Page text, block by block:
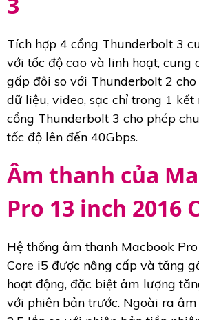
Tích hợp 4 cổng Thunderbolt 3
với tốc độ cao và linh hoạt, cung
gấp đôi so với Thunderbolt 2
dữ liệu, video, sạc chỉ trong 1 kết
cổng Thunderbolt 3 cho phép
tốc độ lên đến 40Gbps.
Âm thanh của
Pro 13 inch 2016
Hệ thống âm thanh Macbook
Core i5 được nâng cấp và tăng
hoạt động, đặc biệt âm lượng
với phiên bản trước. Ngoài ra